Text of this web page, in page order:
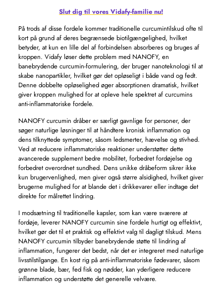
Slut dig til vores Vidafy-familie nu!
På trods af disse fordele kommer traditionelle curcumintilskud ofte til
kort på grund af deres begrænsede biotilgængelighed, hvilket
betyder, at kun en lille del af forbindelsen absorberes og bruges af
kroppen. Vidafy løser dette problem med NANOFY, en
banebrydende curcumin-formulering, der bruger nanoteknologi til at
skabe nanopartikler, hvilket gør det opløseligt i både vand og fedt.
Denne dobbelte opløselighed øger absorptionen dramatisk, hvilket
giver kroppen mulighed for at opleve hele spektret af curcumins
anti-inflammatoriske fordele.
NANOFY curcumin dråber er særligt gavnlige for personer, der
søger naturlige løsninger til at håndtere kronisk inflammation og
dens tilknyttede symptomer, såsom ledsmerter, hævelse og stivhed.
Ved at reducere inflammatoriske reaktioner understøtter dette
avancerede supplement bedre mobilitet, forbedret fordøjelse og
forbedret overordnet sundhed. Dens unikke dråbeform sikrer ikke
kun brugervenlighed, men giver også større alsidighed, hvilket giver
brugerne mulighed for at blande det i drikkevarer eller indtage det
direkte for målrettet lindring.
I modsætning til traditionelle kapsler, som kan være sværere at
fordøje, leverer NANOFY curcumin sine fordele hurtigt og effektivt,
hvilket gør det til et praktisk og effektivt valg til dagligt tilskud. Mens
NANOFY curcumin tilbyder banebrydende støtte til lindring af
inflammation, fungerer det bedst, når det er integreret med naturlige
livsstilstilgange. En kost rig på anti-inflammatoriske fødevarer, såsom
grønne blade, bær, fed fisk og nødder, kan yderligere reducere
inflammation og understøtte det generelle velvære.